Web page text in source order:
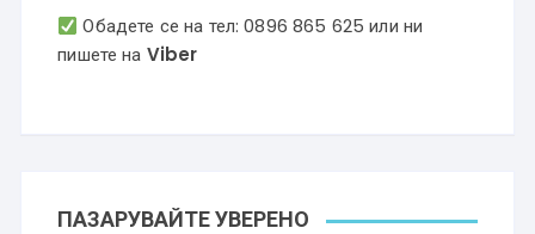
chosen
Обадете се на тел:0896 865 625 или ни
пишете на Viber
ПАЗАРУВАЙТЕ УВЕРЕНО